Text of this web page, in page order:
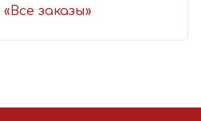
«Все заказы»